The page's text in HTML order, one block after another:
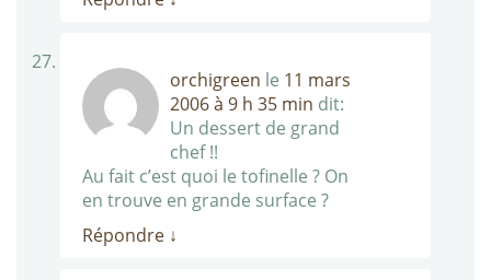
orchigreen le 11 mars
2006 à 9 h 35 min dit:
Un dessert de grand
chef !!
Au fait c’est quoi le tofinelle ? On
en trouve en grande surface ?
Répondre ↓